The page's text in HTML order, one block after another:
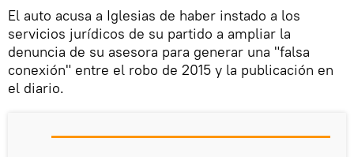
El auto acusa a Iglesias de haber instado a los
servicios jurídicos de su partido a ampliar la
denuncia de su asesora para generar una "falsa
conexión" entre el robo de 2015 y la publicación en
el diario.